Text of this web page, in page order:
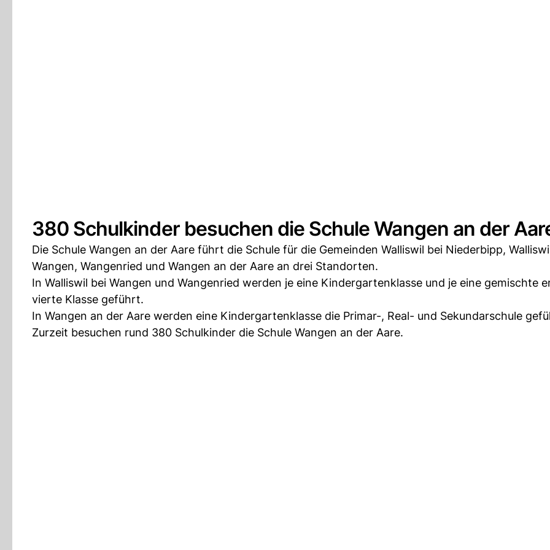
380 Schulkinder besuchen die Schule Wangen an der
Die Schule Wangen an der Aare führt die Schule für die Gemeinden Walliswil bei Niederbipp,
Wangen, Wangenried und Wangen an der Aare an drei Standorten.
In Walliswil bei Wangen und Wangenried werden je eine Kindergartenklasse und je eine gemischte
vierte Klasse geführt.
In Wangen an der Aare werden eine Kindergartenklasse die Primar-, Real- und Sekundarschule
Zurzeit besuchen rund 380 Schulkinder die Schule Wangen an der Aare.